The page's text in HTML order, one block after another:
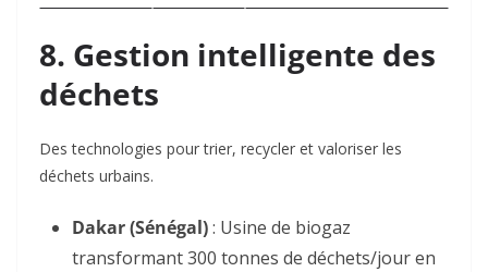
8. Gestion intelligente des
déchets
Des technologies pour trier, recycler et valoriser les
déchets urbains.
Dakar (Sénégal): Usine de biogaz
transformant 300 tonnes de déchets/jour en